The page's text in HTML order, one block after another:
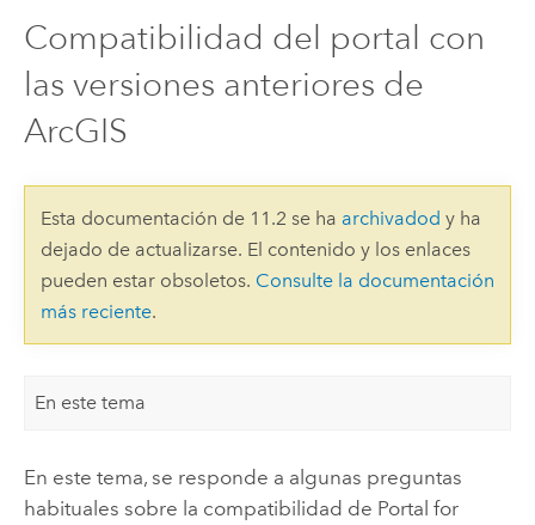
Compatibilidad del portal con
las versiones anteriores de
ArcGIS
Esta documentación de 11.2 se ha archivadod y ha
dejado de actualizarse. El contenido y los enlaces
pueden estar obsoletos. Consulte la documentación
más reciente.
En este tema
En este tema, se responde a algunas preguntas
habituales sobre la compatibilidad de Portal for